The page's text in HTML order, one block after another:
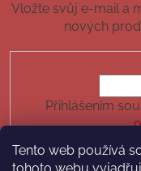
Tento web používá
Vložte svůj e-mail a
nových
Přihlášením